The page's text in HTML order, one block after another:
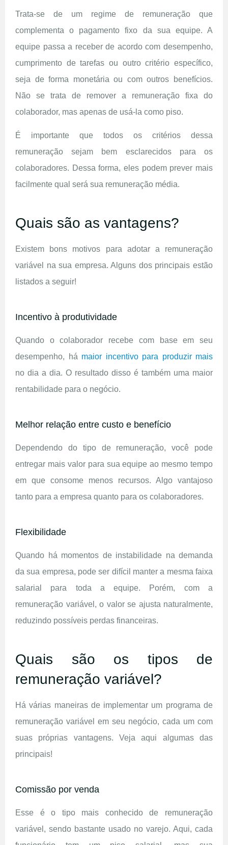
Trata-se de um regime de remuneração que
complementa o pagamento fixo da sua equipe. A
equipe passa a receber de acordo com desempenho,
cumprimento de tarefas ou outro critério específico,
seja de forma monetária ou com outros benefícios.
Não se trata de remover a remuneração fixa do
colaborador, mas apenas de usá-la como piso.
É importante que todos os critérios dessa
remuneração sejam bem esclarecidos para os
colaboradores. Dessa forma, eles podem prever mais
facilmente qual será sua remuneração média.
Quais são as vantagens?
Existem bons motivos para adotar a remuneração
variável na sua empresa. Alguns dos principais estão
listados a seguir!
Incentivo à produtividade
Quando o colaborador recebe com base em seu
desempenho, há maior incentivo para produzir mais
no dia a dia. O resultado disso é também uma maior
rentabilidade para o negócio.
Melhor relação entre custo e benefício
Dependendo do tipo de remuneração, você pode
entregar mais valor para sua equipe ao mesmo tempo
em que consome menos recursos. Algo vantajoso
tanto para a empresa quanto para os colaboradores.
Flexibilidade
Quando há momentos de instabilidade na demanda
da sua empresa, pode ser difícil manter a mesma faixa
salarial para toda a equipe. Porém, com a
remuneração variável, o valor se ajusta naturalmente,
reduzindo possíveis perdas financeiras.
Quais são os tipos de
remuneração variável?
Há várias maneiras de implementar um programa de
remuneração variável em seu negócio, cada um com
suas próprias vantagens. Veja aqui algumas das
principais!
Comissão por venda
Esse é o tipo mais conhecido de remuneração
variável, sendo bastante usado no varejo. Aqui, cada